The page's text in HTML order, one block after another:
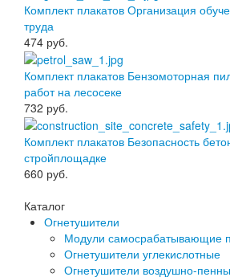
Комплект плакатов Организация
труда
474 руб.
Комплект плакатов Бензомоторная
работ на лесосеке
732 руб.
Комплект плакатов Безопасность
стройплощадке
660 руб.
Каталог
Огнетушители
Модули самосрабатывающие
Огнетушители углекислотные
Огнетушители воздушно-